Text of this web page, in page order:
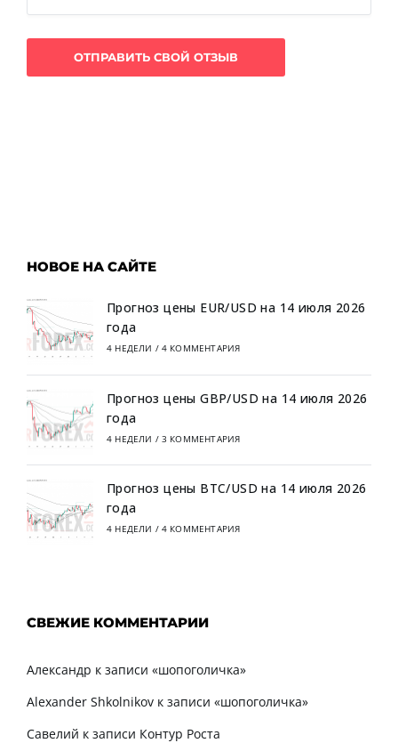
НОВОЕ НА САЙТЕ
Прогноз цены EUR/USD на 14 июля 2026
года
4 НЕДЕЛИ / 4 КОММЕНТАРИЯ
Прогноз цены GBP/USD на 14 июля 2026
года
4 НЕДЕЛИ / 3 КОММЕНТАРИЯ
Прогноз цены BTC/USD на 14 июля 2026
года
4 НЕДЕЛИ / 4 КОММЕНТАРИЯ
СВЕЖИЕ КОММЕНТАРИИ
Александр к записи «шопоголичка»
Alexander Shkolnikov к записи «шопоголичка»
Савелий к записи Контур Роста